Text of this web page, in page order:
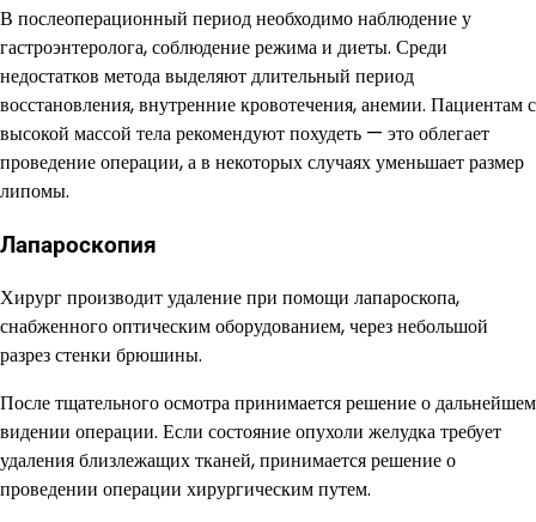
В послеоперационный период необходимо наблюдение у
гастроэнтеролога, соблюдение режима и диеты. Среди
недостатков метода выделяют длительный период
восстановления, внутренние кровотечения, анемии. Пациентам с
высокой массой тела рекомендуют похудеть — это облегает
проведение операции, а в некоторых случаях уменьшает размер
липомы.
Лапароскопия
Хирург производит удаление при помощи лапароскопа,
снабженного оптическим оборудованием, через небольшой
разрез стенки брюшины.
После тщательного осмотра принимается решение о дальнейшем
видении операции. Если состояние опухоли желудка требует
удаления близлежащих тканей, принимается решение о
проведении операции хирургическим путем.